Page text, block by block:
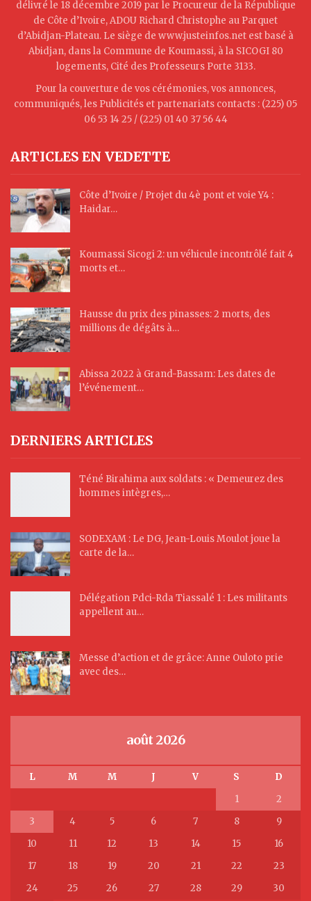
délivré le 18 décembre 2019 par le Procureur de la République
de Côte d’Ivoire, ADOU Richard Christophe au Parquet
d’Abidjan-Plateau. Le siège de www.justeinfos.net est basé à
Abidjan, dans la Commune de Koumassi, à la SICOGI 80
logements, Cité des Professeurs Porte 3133.
Pour la couverture de vos cérémonies, vos annonces,
communiqués, les Publicités et partenariats contacts : (225) 05
06 53 14 25 / (225) 01 40 37 56 44
ARTICLES EN VEDETTE
Côte d’Ivoire / Projet du 4è pont et voie Y4 :
Haidar…
Koumassi Sicogi 2: un véhicule incontrôlé fait 4
morts et…
Hausse du prix des pinasses: 2 morts, des
millions de dégâts à…
Abissa 2022 à Grand-Bassam: Les dates de
l’événement…
DERNIERS ARTICLES
Téné Birahima aux soldats : « Demeurez des
hommes intègres,…
SODEXAM : Le DG, Jean-Louis Moulot joue la
carte de la…
Délégation Pdci-Rda Tiassalé 1 : Les militants
appellent au…
Messe d’action et de grâce: Anne Ouloto prie
avec des…
août 2026
L M M J V S
D
1
2
3
4 5 6 7 8
9
10
11 12 13 14 15
16
17
18 19 20 21 22
23
24
25 26 27 28 29 30